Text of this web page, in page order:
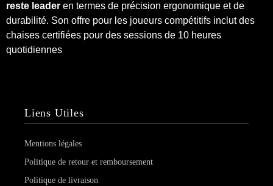
reste leader en termes de précision ergonomique et de
durabilité. Son offre pour les joueurs compétitifs inclut des
chaises certifiées pour des sessions de 10 heures
quotidiennes
Liens Utiles
Mentions légales
Politique de retour et remboursement
Politique de livraison